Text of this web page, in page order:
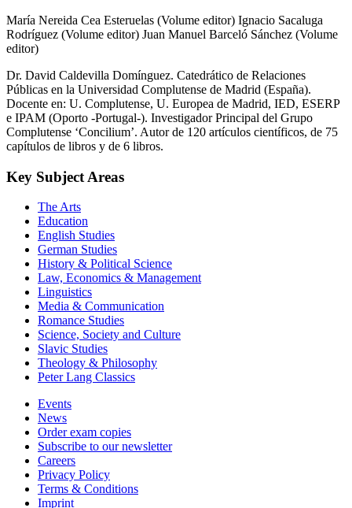
María Nereida Cea Esteruelas (Volume editor) Ignacio Sacaluga
Rodríguez (Volume editor) Juan Manuel Barceló Sánchez (Volume
editor)
Dr. David Caldevilla Domínguez. Catedrático de Relaciones
Públicas en la Universidad Complutense de Madrid (España).
Docente en: U. Complutense, U. Europea de Madrid, IED, ESERP
e IPAM (Oporto -Portugal-). Investigador Principal del Grupo
Complutense ‘Concilium’. Autor de 120 artículos científicos, de 75
capítulos de libros y de 6 libros.
Key Subject Areas
The Arts
Education
English Studies
German Studies
History & Political Science
Law, Economics & Management
Linguistics
Media & Communication
Romance Studies
Science, Society and Culture
Slavic Studies
Theology & Philosophy
Peter Lang Classics
Events
News
Order exam copies
Subscribe to our newsletter
Careers
Privacy Policy
Terms & Conditions
Imprint